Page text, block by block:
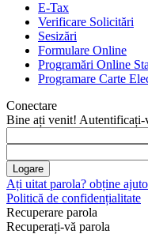
E-Tax
Verificare Solicitări
Sesizări
Formulare Online
Programări Online
Programare Carte
Conectare
Bine ați venit! Autentificați-
Ați uitat parola? obține
Politică de confidențialitate
Recuperare parola
Recuperați-vă parola